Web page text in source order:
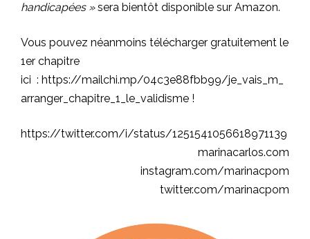
handicapées »sera bientôt disponible sur Amazon.
Vous pouvez néanmoins télécharger gratuitement le
1er chapitre
ici : https://mailchi.mp/04c3e88fbb99/je_vais_m_
arranger_chapitre_1_le_validisme !
https://twitter.com/i/status/1251541056618971139
marinacarlos.com
instagram.com/marinacpom
twitter.com/marinacpom